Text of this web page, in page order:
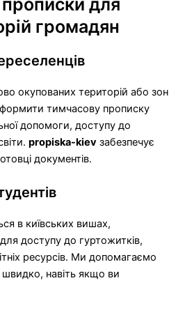
для
громадян
окупованих територій або зон
тимчасову прописку
допомоги, доступу до
propiska-kiev забезпечує
документів.
в київських вишах,
доступу до гуртожитків,
ресурсів. Ми допомагаємо
навіть якщо ви